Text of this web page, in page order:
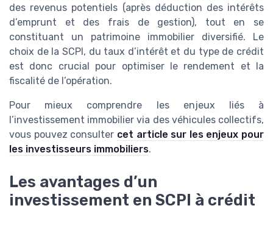
des revenus potentiels (après déduction des intérêts
d’emprunt et des frais de gestion), tout en se
constituant un patrimoine immobilier diversifié. Le
choix de la SCPI, du taux d’intérêt et du type de crédit
est donc crucial pour optimiser le rendement et la
fiscalité de l’opération.
Pour mieux comprendre les enjeux liés à
l’investissement immobilier via des véhicules collectifs,
vous pouvez consulter cet article sur les enjeux pour
les investisseurs immobiliers.
Les avantages d’un
investissement en SCPI à crédit